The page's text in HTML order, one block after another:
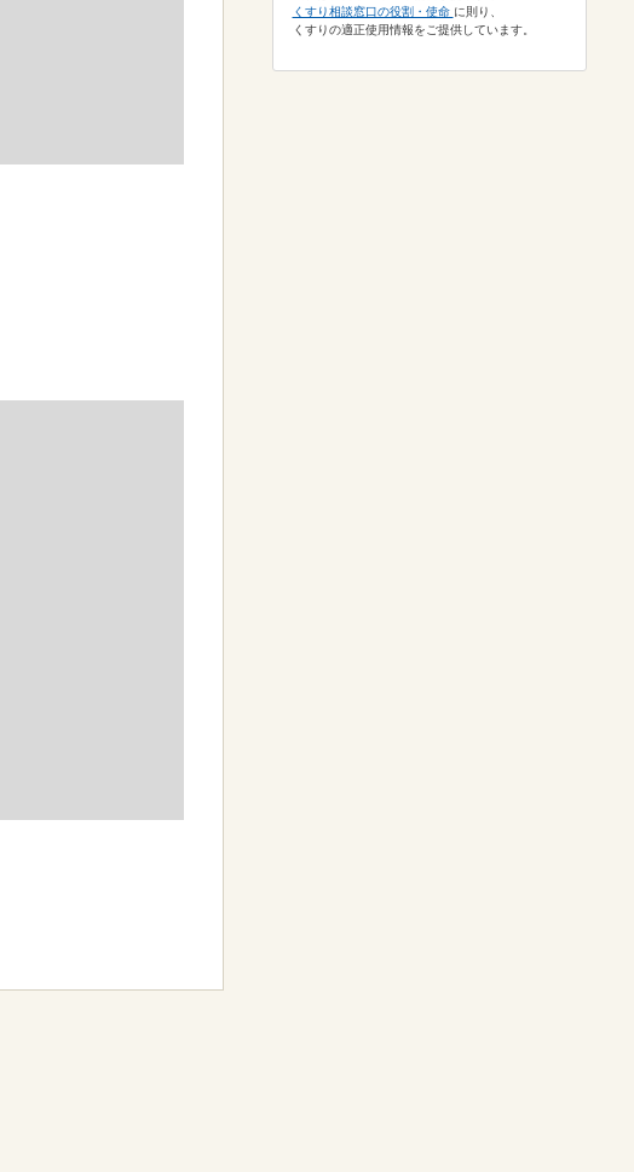
くすり相談窓口の役割・使命 に則り、
くすりの適正使用情報をご提供しています。